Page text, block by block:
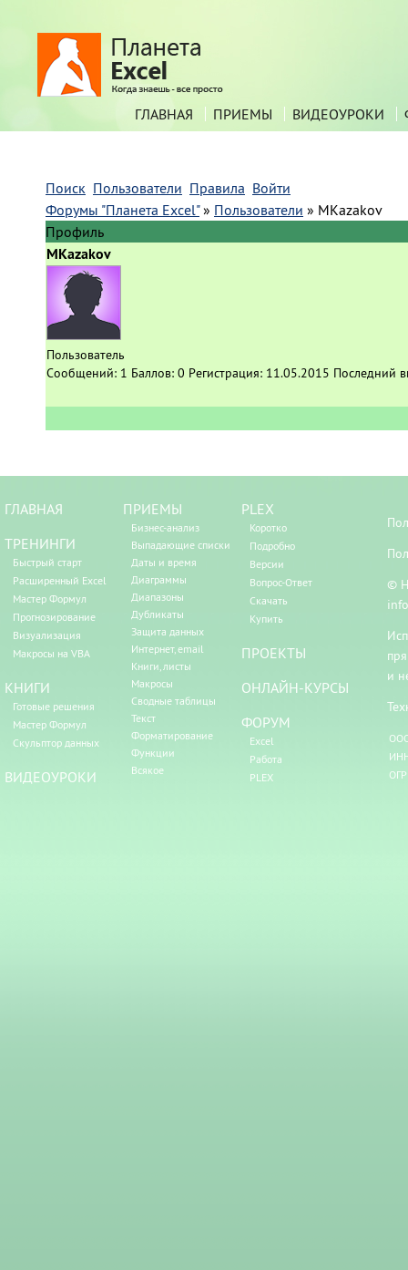
ГЛАВНАЯ ПРИЕМЫ ВИДЕОУРОКИ
Поиск Пользователи Правила Войти
Форумы "Планета Excel" » Пользователи » MKazakov
Профиль
MKazakov
Пользователь
Сообщений: 1 Баллов: 0 Регистрация: 11.05.2015 Последний
ГЛАВНАЯ
ТРЕНИНГИ
Быстрый старт
Расширенный Excel
Мастер Формул
Прогнозирование
Визуализация
Макросы на VBA
КНИГИ
Готовые решения
Мастер Формул
Скульптор данных
ВИДЕОУРОКИ
ПРИЕМЫ
Бизнес-анализ
Выпадающие списки
Даты и время
Диаграммы
Диапазоны
Дубликаты
Защита данных
Интернет, email
Книги, листы
Макросы
Сводные таблицы
Текст
Форматирование
Функции
Всякое
PLEX
Коротко
Подробно
Версии
Вопрос-Ответ
Скачать
Купить
ПРОЕКТЫ
ОНЛАЙН-КУРСЫ
ФОРУМ
Excel
Работа
PLEX
©
и